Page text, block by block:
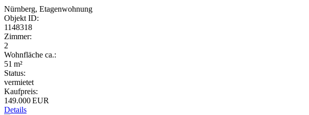
Nürnberg, Etagenwohnung
Objekt ID:
1148318
Zimmer:
2
Wohnfläche ca.:
51 m²
Status:
vermietet
Kaufpreis:
149.000 EUR
Details